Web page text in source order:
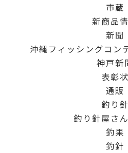
市蔵
新商品
新聞
沖縄フィッシングコン
神戸新
表彰状
通販
釣り針
釣り針屋さ
釣果
釣針